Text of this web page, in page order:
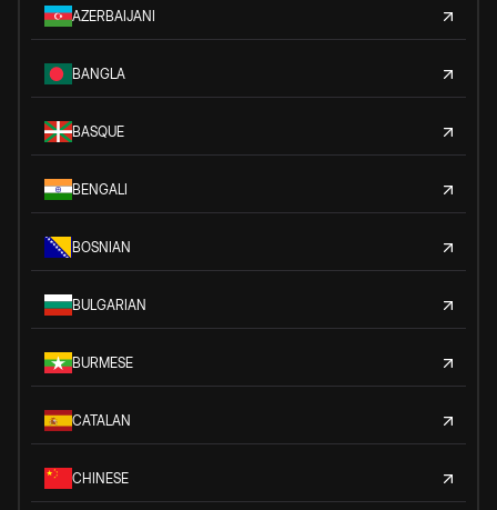
AZERBAIJANI
BANGLA
BASQUE
BENGALI
BOSNIAN
BULGARIAN
BURMESE
CATALAN
CHINESE